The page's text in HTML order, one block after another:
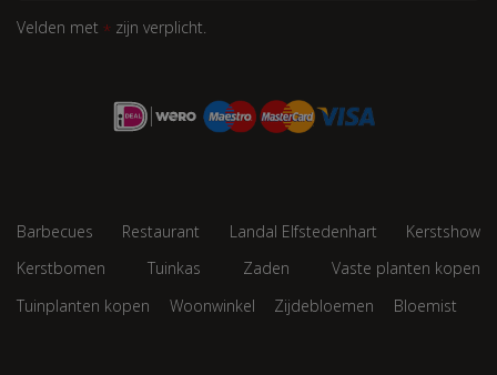
Velden met * zijn verplicht.
Barbecues Restaurant Landal Elfstedenhart
Kerstshow
Kerstbomen
Tuinkas Zaden
Vaste planten kopen
Tuinplanten kopen
Woonwinkel Zijdebloemen Bloemist